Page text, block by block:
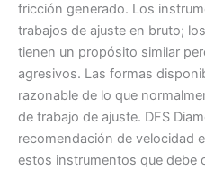
fricción generado. Los
trabajos de ajuste en bruto;
tienen un propósito similar
agresivos. Las formas
razonable de lo que
de trabajo de ajuste. DFS
recomendación de velocidad
estos instrumentos que debe